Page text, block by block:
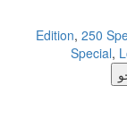
,250
Special